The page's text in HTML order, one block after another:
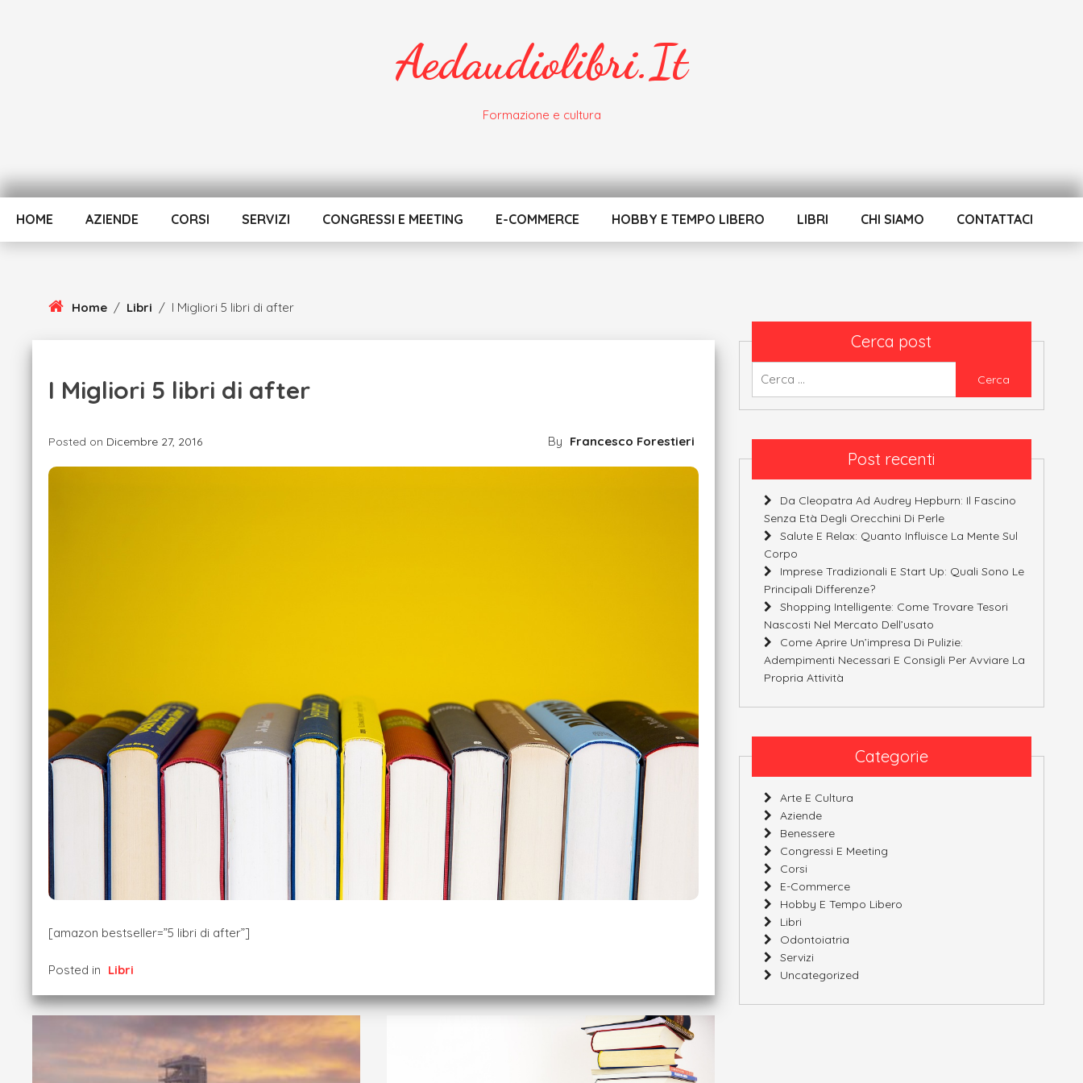
Aedaudiolibri.it
Formazione e cultura
HOME AZIENDE CORSI SERVIZI CONGRESSI E MEETING E-COMMERCE HOBBY E TEMPO LIBERO LIBRI CHI SIAMO CONTATTACI
Home / Libri / I Migliori 5 libri di after
I Migliori 5 libri di after
Posted on Dicembre 27, 2016 By Francesco Forestieri
[amazon bestseller=”5 libri di after”]
Posted in Libri
Cerca post
Post recenti
Da Cleopatra Ad Audrey Hepburn: Il Fascino
Senza Età Degli Orecchini Di Perle
Salute E Relax: Quanto Influisce La Mente Sul
Corpo
Imprese Tradizionali E Start Up: Quali Sono Le
Principali Differenze?
Shopping Intelligente: Come Trovare Tesori
Nascosti Nel Mercato Dell’usato
Come Aprire Un’impresa Di Pulizie:
Adempimenti Necessari E Consigli Per Avviare La
Propria Attività
Categorie
Arte E Cultura
Aziende
Benessere
Congressi E Meeting
Corsi
E-Commerce
Hobby E Tempo Libero
Libri
Odontoiatria
Servizi
Uncategorized